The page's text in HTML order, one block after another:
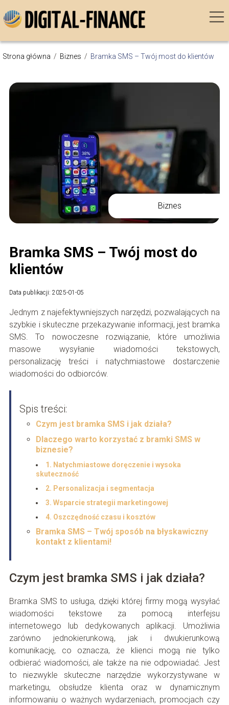
Strona główna / Biznes / Bramka SMS – Twój most do klientów
Biznes
Bramka SMS – Twój most do
klientów
Data publikacji: 2025-01-05
Jednym z najefektywniejszych narzędzi, pozwalających na
szybkie i skuteczne przekazywanie informacji, jest bramka
SMS. To nowoczesne rozwiązanie, które umożliwia
masowe wysyłanie wiadomości tekstowych,
personalizację treści i natychmiastowe dostarczenie
wiadomości do odbiorców.
Spis treści:
Czym jest bramka SMS i jak działa?
Dlaczego warto korzystać z bramki SMS w
biznesie?
1. Natychmiastowe doręczenie i wysoka
skuteczność
2. Personalizacja i segmentacja
3. Wsparcie strategii marketingowej
4. Oszczędność czasu i kosztów
Bramka SMS – Twój sposób na błyskawiczny
kontakt z klientami!
Czym jest bramka SMS i jak działa?
Bramka SMS to usługa, dzięki której firmy mogą wysyłać
wiadomości tekstowe za pomocą interfejsu
internetowego lub dedykowanych aplikacji. Umożliwia
zarówno jednokierunkową, jak i dwukierunkową
komunikację, co oznacza, że klienci mogą nie tylko
odbierać wiadomości, ale także na nie odpowiadać. Jest
to niezwykle skuteczne narzędzie wykorzystywane w
marketingu, obsłudze klienta oraz w dynamicznym
informowaniu o ważnych wydarzeniach, promocjach czy